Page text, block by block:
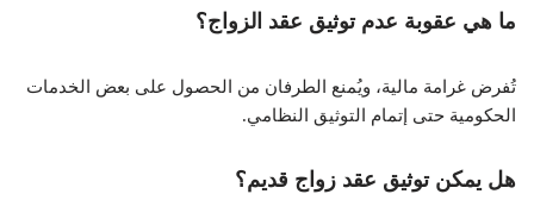
ما هي عقوبة عدم توثيق عقد الزواج؟
تُفرض غرامة مالية، ويُمنع الطرفان من الحصول على بعض الخدمات
الحكومية حتى إتمام التوثيق النظامي.
هل يمكن توثيق عقد زواج قديم؟